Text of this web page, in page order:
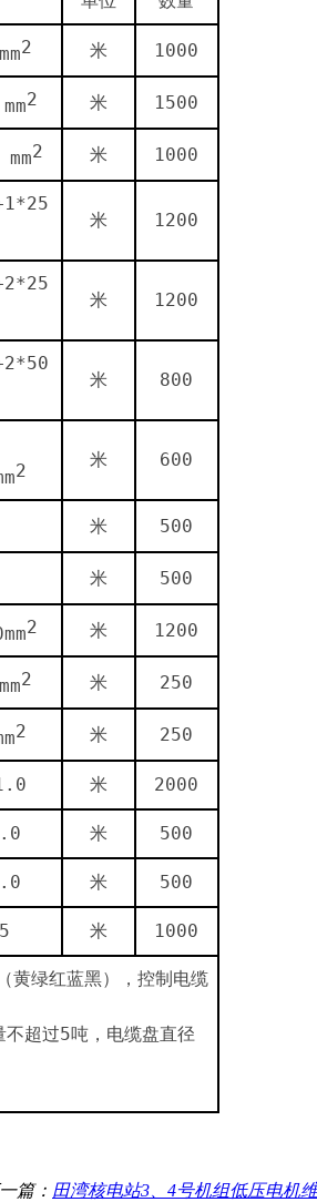
2 米 1000
2 米 1500
2 米 1000
米 1200
米 1200
米 800
2
米 600
米 500
米 500
2 米 1200
2 米 250
2 米 250
米 2000
米 500
米 500
米 1000
黄绿红蓝黑），控制电缆
不超过5吨，电缆盘直径
篇： 田湾核电站3、4号机组低压电机